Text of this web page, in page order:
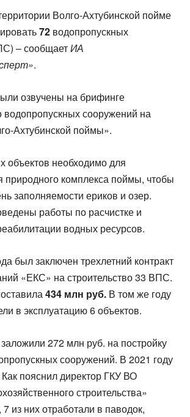
Волго-Ахтубинской пойме
72 водопропускных
– сообщаетИА
.
озвучены на брифинге
водопропускных сооружений на
Ахтубинской поймы».
объектов необходимо для
природного комплекса поймы, чтобы
заполняемости ериков и озер.
работы по расчистке и
водных ресурсов.
был заключен трехлетний контракт
«ЕКС» на строительство 33 ВПС.
434 млн руб. В том же году
в эксплуатацию 6 объектов.
272 млн руб. на постройку
сооружений. В 2021 году
пояснил директор ГКУ ВО
строительства»
из них отработали в паводок,